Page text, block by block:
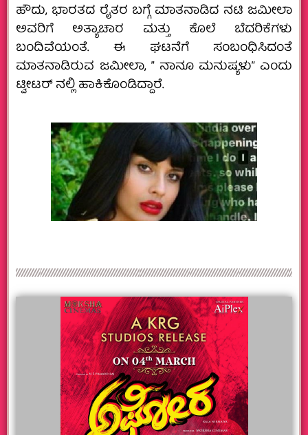
ಹೌದು, ಭಾರತದ ರೈತರ ಬಗ್ಗೆ ಮಾತನಾಡಿದ ನಟಿ ಜಮೀಲಾ
ಅವರಿಗೆ ಅತ್ಯಾಚಾರ ಮತ್ತು ಕೊಲೆ ಬೆದರಿಕೆಗಳು
ಬಂದಿವೆಯಂತೆ. ಈ ಘಟನೆಗೆ ಸಂಬಂಧಿಸಿದಂತೆ
ಮಾತನಾಡಿರುವ ಜಮೀಲಾ, ” ನಾನೂ ಮನುಷ್ಯಳು” ಎಂದು
ಟ್ವೀಟರ್ ನಲ್ಲಿ ಹಾಕಿಕೊಂಡಿದ್ದಾರೆ.